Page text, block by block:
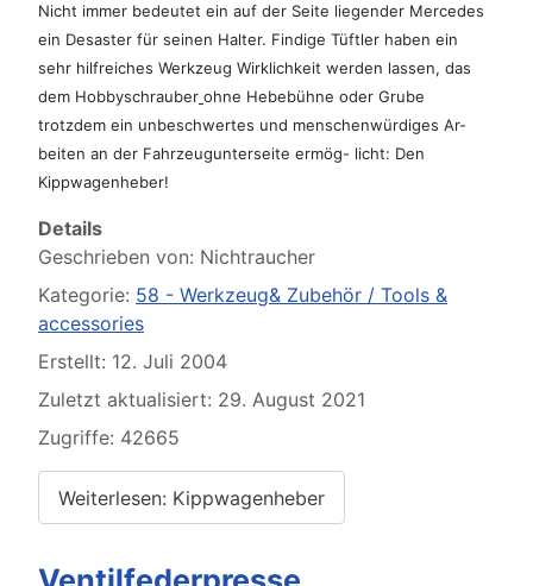
Nicht immer bedeutet ein auf der Seite liegender Mercedes
ein Desaster für seinen Halter. Findige Tüftler haben ein
sehr hilfreiches Werkzeug Wirklichkeit werden lassen, das
dem Hobbyschrauber ohne Hebebühne oder Grube
trotzdem ein unbeschwertes und menschenwürdiges Ar-
beiten an der Fahrzeugunterseite ermög- licht: Den
Kippwagenheber!
Details
Geschrieben von: Nichtraucher
Kategorie: 58 - Werkzeug& Zubehör / Tools &
accessories
Erstellt: 12. Juli 2004
Zuletzt aktualisiert: 29. August 2021
Zugriffe: 42665
Weiterlesen: Kippwagenheber